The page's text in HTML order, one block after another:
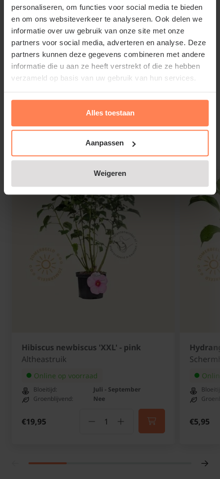
personaliseren, om functies voor social media te bieden
en om ons websiteverkeer te analyseren. Ook delen we
informatie over uw gebruik van onze site met onze
partners voor social media, adverteren en analyse. Deze
partners kunnen deze gegevens combineren met andere
informatie die u aan ze heeft verstrekt of die ze hebben
verzameld op basis van uw gebruik van hun services.
Alles toestaan
Aanpassen
Weigeren
vochtige grond is geschikt, ook op arme gronden zal
hij het goed doen. Kan aan zee of in stedelijk gebied
prima dienst doen.
Juniperus horizontalis 'Icee Blue'
snoeien en onderhouden
Liefst niet snoeien en zeker niet tot op het kale hout,
dat herstelt namelijk niet meer.
Lees meer
Gerelateerde producten
Hibiscus newbiscus 'XXL' - pink
Altheastruik
Online op voorraad
Bloeitijd:
Juli - September
Groenblijvend:
Nee
€19,95 €5,95